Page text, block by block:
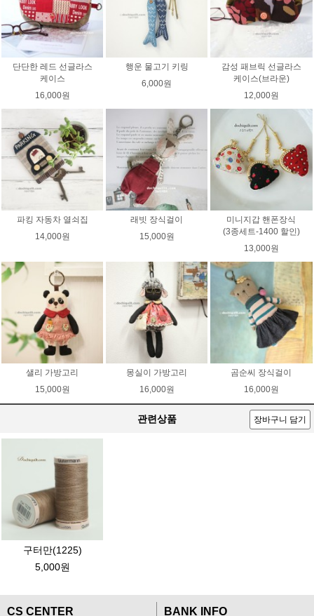
단단한 레드 선글라스
케이스
16,000원
행운 물고기 키링
6,000원
감성 패브릭 선글라스
케이스(브라운)
12,000원
파킹 자동차 열쇠집
14,000원
래빗 장식걸이
15,000원
미니지갑 핸폰장식
(3종세트-1400 할인)
13,000원
샐리 가방고리
15,000원
몽실이 가방고리
16,000원
곰순씨 장식걸이
16,000원
관련상품 장바구니 담기
구터만(1225)
5,000원
CS CENTER BANK INFO